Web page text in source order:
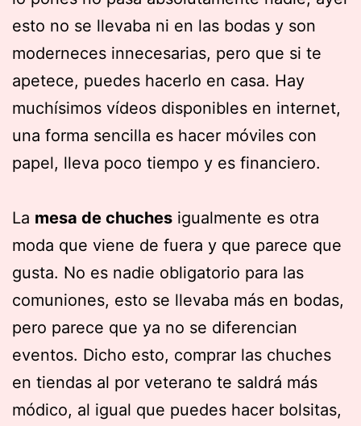
esto no se llevaba ni en las bodas y son
moderneces innecesarias, pero que si te
apetece, puedes hacerlo en casa. Hay
muchísimos vídeos disponibles en internet,
una forma sencilla es hacer móviles con
papel, lleva poco tiempo y es financiero.
La mesa de chuches igualmente es otra
moda que viene de fuera y que parece que
gusta. No es nadie obligatorio para las
comuniones, esto se llevaba más en bodas,
pero parece que ya no se diferencian
eventos. Dicho esto, comprar las chuches
en tiendas al por veterano te saldrá más
módico, al igual que puedes hacer bolsitas,